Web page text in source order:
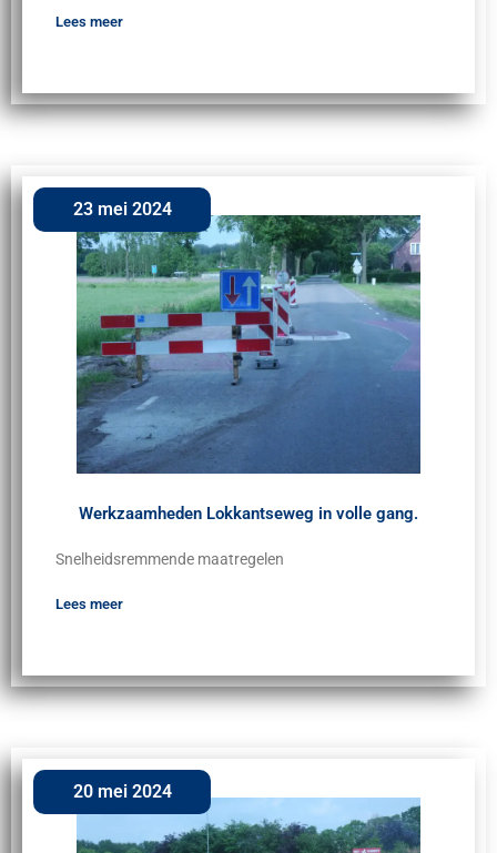
Lees meer
23 mei 2024
Werkzaamheden Lokkantseweg in volle gang.
Snelheidsremmende maatregelen
Lees meer
20 mei 2024